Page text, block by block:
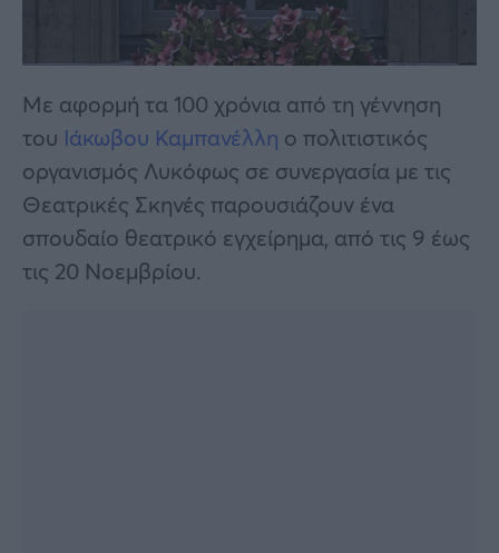
Με αφορμή τα 100 χρόνια από τη γέννηση
του Ιάκωβου Καμπανέλλη ο πολιτιστικός
οργανισμός Λυκόφως σε συνεργασία με τις
Θεατρικές Σκηνές παρουσιάζουν ένα
σπουδαίο θεατρικό εγχείρημα, από τις 9 έως
τις 20 Νοεμβρίου.